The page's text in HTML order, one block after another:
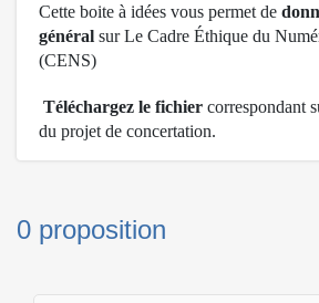
Cette boite à idées vous permet de
général sur Le Cadre Éthique du
(CENS)
Téléchargez le fichier correspondant
du projet de concertation.
0 proposition